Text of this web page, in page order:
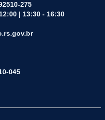
275
| 13:30 - 16:30
045